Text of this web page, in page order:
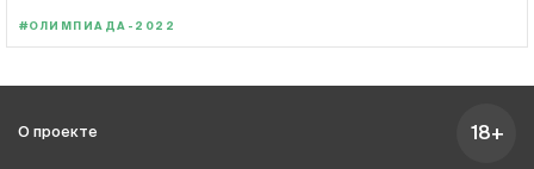
#ОЛИМПИАДА-2022
О проекте 18+